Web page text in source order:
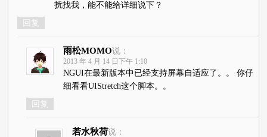
扰找我，能不能给详细说下？
回复
雨松MOMO说：
2013 年 4 月 14 日下午 1:10
NGUI在最新版本中已经支持屏幕自适应了。。 你仔
细看看UIStretch这个脚本。。
回复
若水秋荷说：